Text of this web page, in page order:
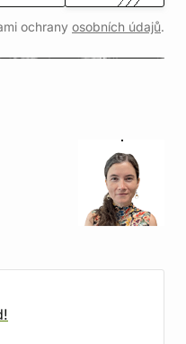
ochrany osobních údajů.